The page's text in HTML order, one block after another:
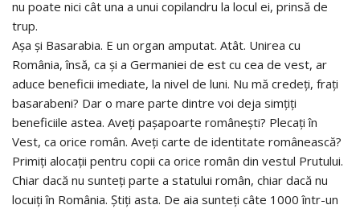
nu poate nici cât una a unui copilandru la locul ei, prinsă de
trup.
Așa și Basarabia. E un organ amputat. Atât. Unirea cu
România, însă, ca și a Germaniei de est cu cea de vest, ar
aduce beneficii imediate, la nivel de luni. Nu mă credeți, frați
basarabeni? Dar o mare parte dintre voi deja simțiți
beneficiile astea. Aveți pașapoarte românești? Plecați în
Vest, ca orice român. Aveți carte de identitate românească?
Primiți alocații pentru copii ca orice român din vestul Prutului.
Chiar dacă nu sunteți parte a statului român, chiar dacă nu
locuiți în România. Știți asta. De aia sunteți câte 1000 într-un